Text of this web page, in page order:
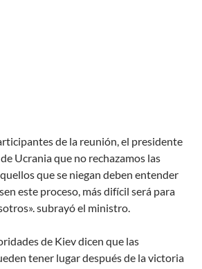
de la reunión, el presidente
Ucrania que no rechazamos las
que se niegan deben entender
este proceso, más difícil será para
subrayó el ministro.
de Kiev dicen que las
tener lugar después de la victoria